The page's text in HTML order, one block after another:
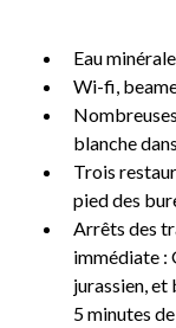
Eau
Wi-fi,
blanche
Trois
pied des
Arrêts des
immédiate :
jurassien, et
5 minutes